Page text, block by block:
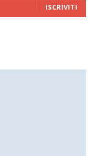
ISCRIVITI